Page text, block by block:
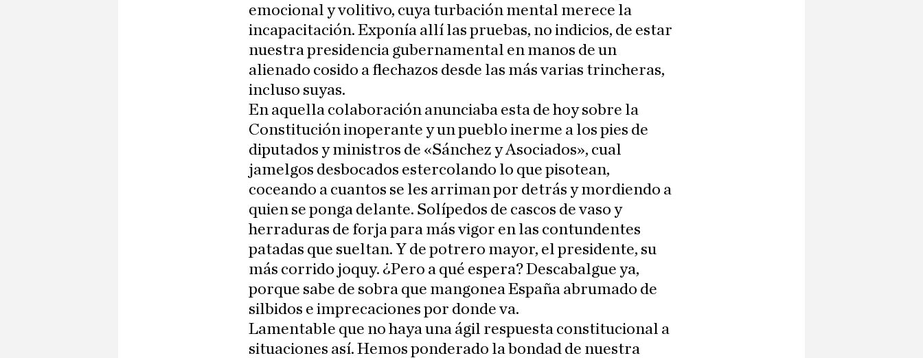
emocional y volitivo, cuya turbación mental merece la
incapacitación. Exponía allí las pruebas, no indicios, de estar
nuestra presidencia gubernamental en manos de un
alienado cosido a flechazos desde las más varias trincheras,
incluso suyas.
En aquella colaboración anunciaba esta de hoy sobre la
Constitución inoperante y un pueblo inerme a los pies de
diputados y ministros de «Sánchez y Asociados», cual
jamelgos desbocados estercolando lo que pisotean,
coceando a cuantos se les arriman por detrás y mordiendo a
quien se ponga delante. Solípedos de cascos de vaso y
herraduras de forja para más vigor en las contundentes
patadas que sueltan. Y de potrero mayor, el presidente, su
más corrido joquy. ¿Pero a qué espera? Descabalgue ya,
porque sabe de sobra que mangonea España abrumado de
silbidos e imprecaciones por donde va.
Lamentable que no haya una ágil respuesta constitucional a
situaciones así. Hemos ponderado la bondad de nuestra